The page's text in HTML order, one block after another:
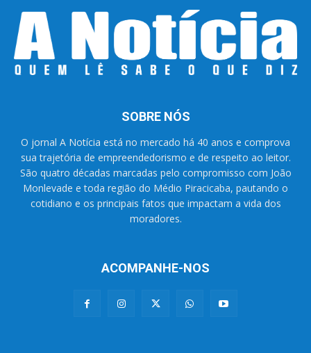
SOBRE NÓS
O jornal A Notícia está no mercado há 40 anos e comprova
sua trajetória de empreendedorismo e de respeito ao leitor.
São quatro décadas marcadas pelo compromisso com João
Monlevade e toda região do Médio Piracicaba, pautando o
cotidiano e os principais fatos que impactam a vida dos
moradores.
ACOMPANHE-NOS